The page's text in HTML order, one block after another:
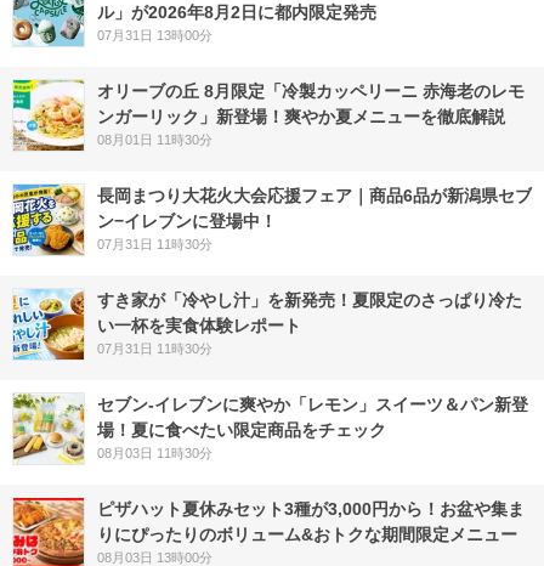
ル」が2026年8月2日に都内限定発売
07月31日 13時00分
オリーブの丘 8月限定「冷製カッペリーニ 赤海老のレモ
ンガーリック」新登場！爽やか夏メニューを徹底解説
08月01日 11時30分
長岡まつり大花火大会応援フェア｜商品6品が新潟県セブ
ン−イレブンに登場中！
07月31日 11時30分
すき家が「冷やし汁」を新発売！夏限定のさっぱり冷た
い一杯を実食体験レポート
07月31日 11時30分
セブン‐イレブンに爽やか「レモン」スイーツ＆パン新登
場！夏に食べたい限定商品をチェック
08月03日 11時30分
ピザハット夏休みセット3種が3,000円から！お盆や集ま
りにぴったりのボリューム&おトクな期間限定メニュー
08月03日 13時00分